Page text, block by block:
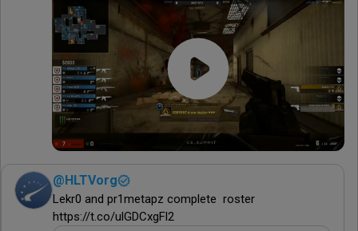
@HLTVorg
Lekr0 and pr1metapz complete  roster
https://t.co/ulGDCxgFl2